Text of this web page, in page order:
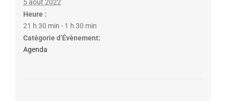
5 août 2022
Heure :
21 h 30 min - 1 h 30 min
Catégorie d’Évènement:
Agenda